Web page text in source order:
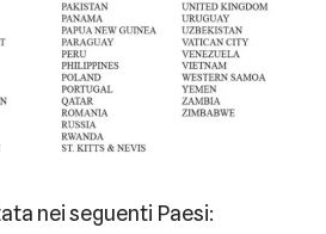
nei seguenti Paesi: